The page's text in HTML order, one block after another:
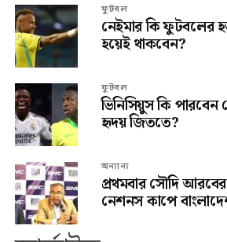
ফুটবল
নেইমার কি ফুটবলের
হয়েই থাকবেন?
ফুটবল
ভিনিসিয়ুস কি পারবেন
হৃদয় জিততে?
অন্যান্য
প্রথমবার সৌদি
নেশনস কাপে